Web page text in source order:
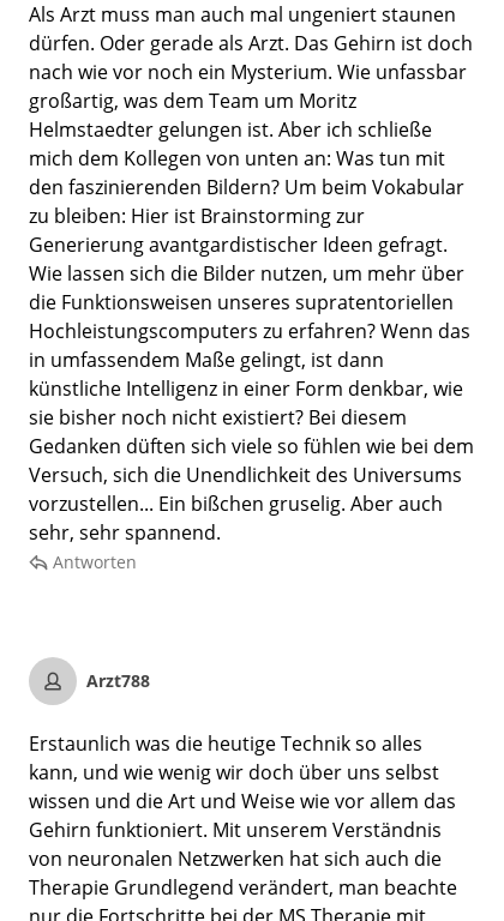
Als Arzt muss man auch mal ungeniert staunen
dürfen. Oder gerade als Arzt. Das Gehirn ist doch
nach wie vor noch ein Mysterium. Wie unfassbar
großartig, was dem Team um Moritz
Helmstaedter gelungen ist. Aber ich schließe
mich dem Kollegen von unten an: Was tun mit
den faszinierenden Bildern? Um beim Vokabular
zu bleiben: Hier ist Brainstorming zur
Generierung avantgardistischer Ideen gefragt.
Wie lassen sich die Bilder nutzen, um mehr über
die Funktionsweisen unseres supratentoriellen
Hochleistungscomputers zu erfahren? Wenn das
in umfassendem Maße gelingt, ist dann
künstliche Intelligenz in einer Form denkbar, wie
sie bisher noch nicht existiert? Bei diesem
Gedanken düften sich viele so fühlen wie bei dem
Versuch, sich die Unendlichkeit des Universums
vorzustellen... Ein bißchen gruselig. Aber auch
sehr, sehr spannend.
Antworten
Arzt788
Erstaunlich was die heutige Technik so alles
kann, und wie wenig wir doch über uns selbst
wissen und die Art und Weise wie vor allem das
Gehirn funktioniert. Mit unserem Verständnis
von neuronalen Netzwerken hat sich auch die
Therapie Grundlegend verändert, man beachte